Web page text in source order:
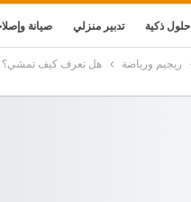
حلول ذكية تدبير منزلي صيانة
ريجيم ورياضة هل تعرف كيف تمشي؟